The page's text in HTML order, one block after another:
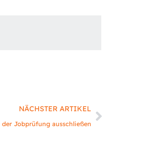
NÄCHSTER ARTIKEL
Jobprüfung ausschließen